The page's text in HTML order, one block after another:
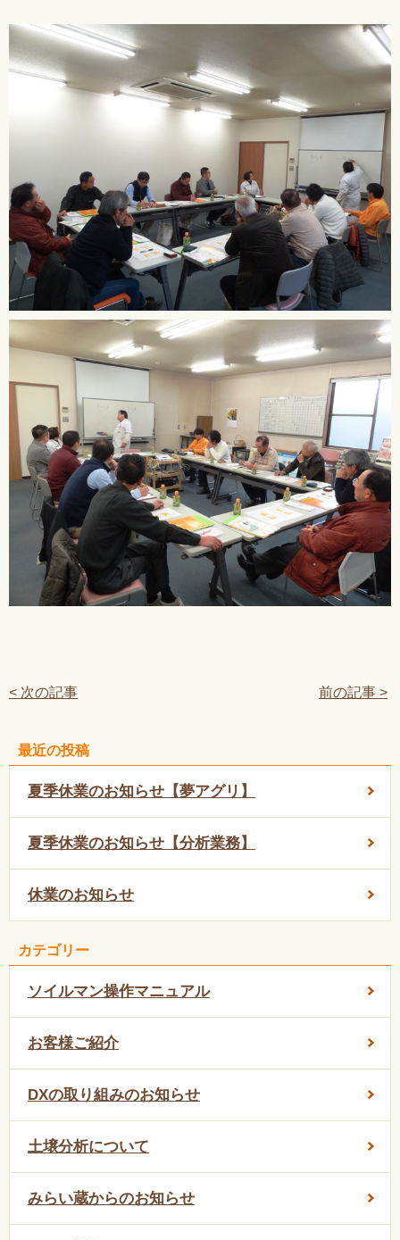
< 次の記事 前の記事 >
最近の投稿
夏季休業のお知らせ【夢アグリ】
夏季休業のお知らせ【分析業務】
休業のお知らせ
カテゴリー
ソイルマン操作マニュアル
お客様ご紹介
DXの取り組みのお知らせ
土壌分析について
みらい蔵からのお知らせ